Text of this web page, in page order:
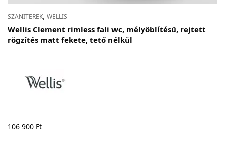
SZANITEREK, WELLIS
Wellis Clement rimless fali wc, mélyöblítésű, rejtett
rögzítés matt fekete, tető nélkül
106 900 Ft